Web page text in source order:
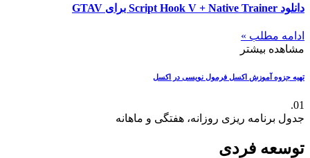
دانلود Script Hook V + Native Trainer برای GTAV
ادامه مطلب »
مشاهده بیشتر
تهیه جزوه آموزش اکسل فرمول نویسی در اکسل
01.
جدول برنامه ریزی روزانه، هفتگی و ماهانه
توسعه فردی